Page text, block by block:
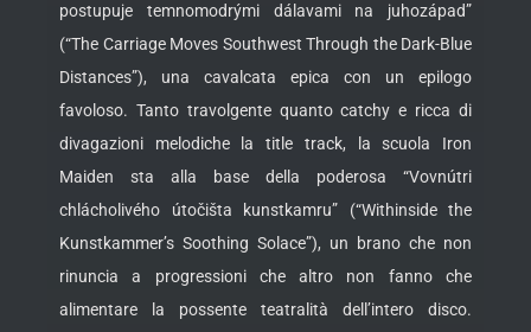
postupuje temnomodrými dálavami na juhozápad”
(“The Carriage Moves Southwest Through the Dark-Blue
Distances”), una cavalcata epica con un epilogo
favoloso. Tanto travolgente quanto catchy e ricca di
divagazioni melodiche la title track, la scuola Iron
Maiden sta alla base della poderosa “Vovnútri
chlácholivého útočišta kunstkamru” (“Withinside the
Kunstkammer’s Soothing Solace”), un brano che non
rinuncia a progressioni che altro non fanno che
alimentare la possente teatralità dell’intero disco.